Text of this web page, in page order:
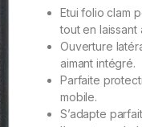
Etui folio clam
tout en
Ouverture
aimant intégré.
Parfaite
mobile.
S’adapte